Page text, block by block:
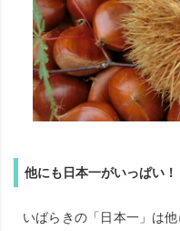
他にも日本一がいっぱい！
いばらきの「日本一」は